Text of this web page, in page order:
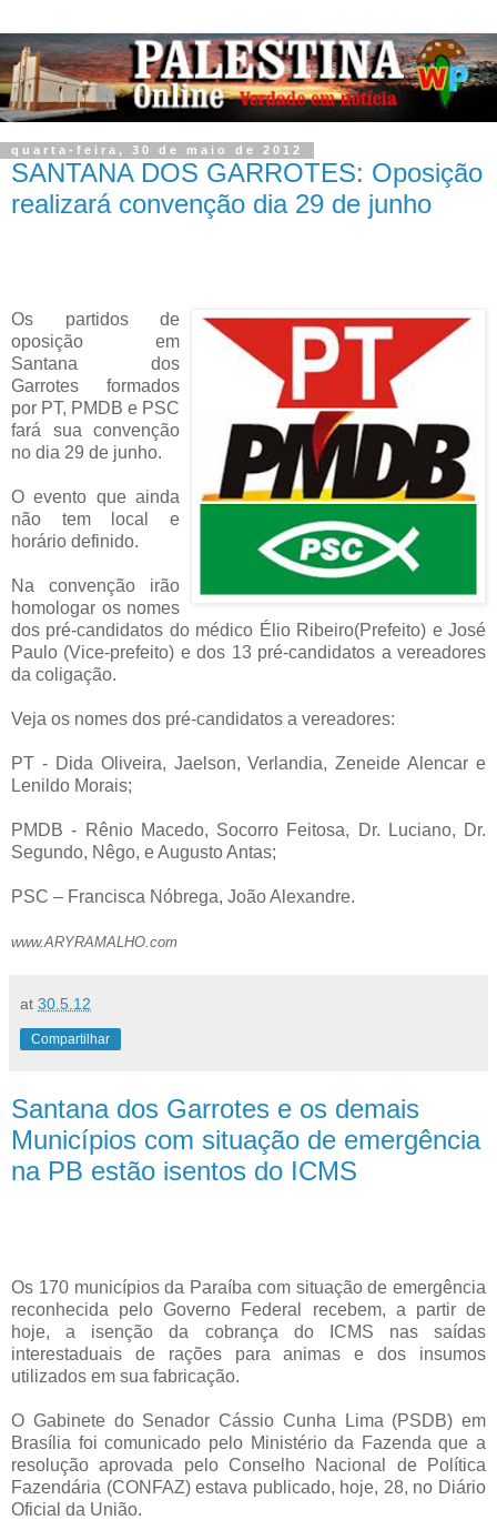
quarta-feira, 30 de maio de 2012
SANTANA DOS GARROTES: Oposição
realizará convenção dia 29 de junho
Os partidos de
oposição em
Santana dos
Garrotes formados
por PT, PMDB e PSC
fará sua convenção
no dia 29 de junho.
O evento que ainda
não tem local e
horário definido.
Na convenção irão
homologar os nomes
dos pré-candidatos do médico Élio Ribeiro(Prefeito) e José
Paulo (Vice-prefeito) e dos 13 pré-candidatos a vereadores
da coligação.
Veja os nomes dos pré-candidatos a vereadores:
PT - Dida Oliveira, Jaelson, Verlandia, Zeneide Alencar e
Lenildo Morais;
PMDB - Rênio Macedo, Socorro Feitosa, Dr. Luciano, Dr.
Segundo, Nêgo, e Augusto Antas;
PSC – Francisca Nóbrega, João Alexandre.
www.ARYRAMALHO.com
at 30.5.12
Compartilhar
Santana dos Garrotes e os demais
Municípios com situação de emergência
na PB estão isentos do ICMS
Os 170 municípios da Paraíba com situação de emergência
reconhecida pelo Governo Federal recebem, a partir de
hoje, a isenção da cobrança do ICMS nas saídas
interestaduais de rações para animas e dos insumos
utilizados em sua fabricação.
O Gabinete do Senador Cássio Cunha Lima (PSDB) em
Brasília foi comunicado pelo Ministério da Fazenda que a
resolução aprovada pelo Conselho Nacional de Política
Fazendária (CONFAZ) estava publicado, hoje, 28, no Diário
Oficial da União.